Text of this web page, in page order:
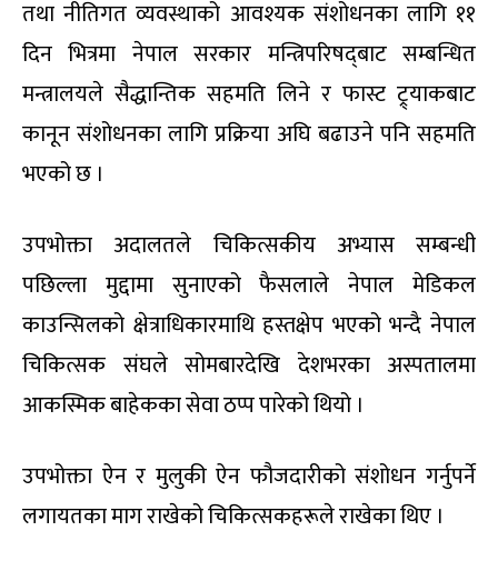
तथा नीतिगत व्यवस्थाको आवश्यक संशोधनका लागि ११
दिन भित्रमा नेपाल सरकार मन्त्रिपरिषद्‌बाट सम्बन्धित
मन्त्रालयले सैद्धान्तिक सहमति लिने र फास्ट ट्र्याकबाट
कानून संशोधनका लागि प्रक्रिया अघि बढाउने पनि सहमति
भएको छ ।
उपभोक्ता अदालतले चिकित्सकीय अभ्यास सम्बन्धी
पछिल्ला मुद्दामा सुनाएको फैसलाले नेपाल मेडिकल
काउन्सिलको क्षेत्राधिकारमाथि हस्तक्षेप भएको भन्दै नेपाल
चिकित्सक संघले सोमबारदेखि देशभरका अस्पतालमा
आकस्मिक बाहेकका सेवा ठप्प पारेको थियो ।
उपभोक्ता ऐन र मुलुकी ऐन फौजदारीको संशोधन गर्नुपर्ने
लगायतका माग राखेको चिकित्सकहरूले राखेका थिए ।